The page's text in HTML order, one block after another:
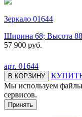
Зеркало 01644
Ширина 68; Высота 88
57 900 руб.
арт. 01644
В КОРЗИНУ
Мы используем файлы
сервисов.
Принять